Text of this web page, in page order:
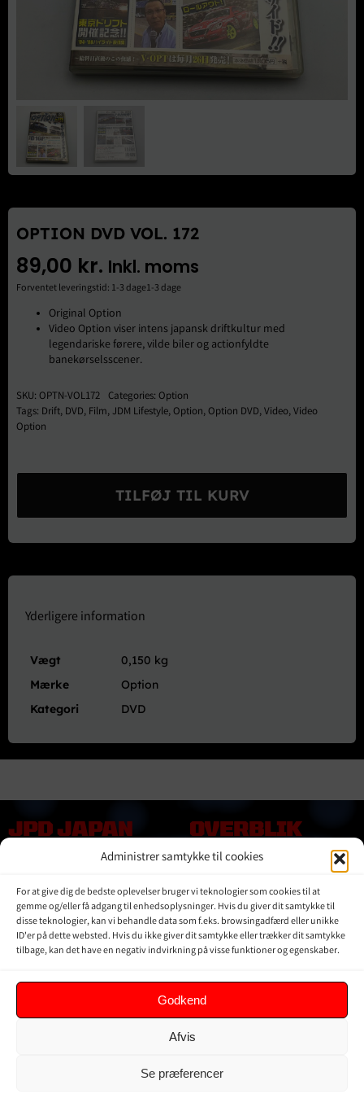
Administrer samtykke til cookies
For at give dig de bedste oplevelser bruger vi teknologier som cookies til at
gemme og/eller få adgang til enhedsoplysninger. Hvis du giver dit samtykke til
disse teknologier, kan vi behandle data som f.eks. browsingadfærd eller unikke
ID'er på dette websted. Hvis du ikke giver dit samtykke eller trækker dit samtykke
tilbage, kan det have en negativ indvirkning på visse funktioner og egenskaber.
Godkend
Afvis
Se præferencer
Brugte Dele
Kontakt Os
OPTION DVD VOL. 172
89,00 kr. Inkl. moms
Forventet leveringstid: 1-3 dage1-3 dage
Original Option
Video Option viser intens japansk driftkultur med
legendariske førere, vilde biler og actionfyldte
banekørselsscener.
SKU: OPTN-VOL172 Categories: Option
Tags: Drift, DVD, Film, JDM Lifestyle,Option,Option DVD,Video,Video
Option
Vol.
172
TILFØJ TIL KURV
Yderligere information
Vægt
0,150 kg
Mærke
Option
Kategori
DVD
JPD JAPAN
DENMARK
Kontakt Os
Om JPD Japan Denmark
Handelsbetingelser
Privat Politik
OVERBLIK
Online shop
Vores Mærker